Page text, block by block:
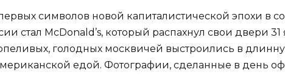
символов новой капиталистической эпохи в
стал McDonald’s, который распахнул свои двери 31
голодных москвичей выстроились в
едой. Фотографии, сделанные в день